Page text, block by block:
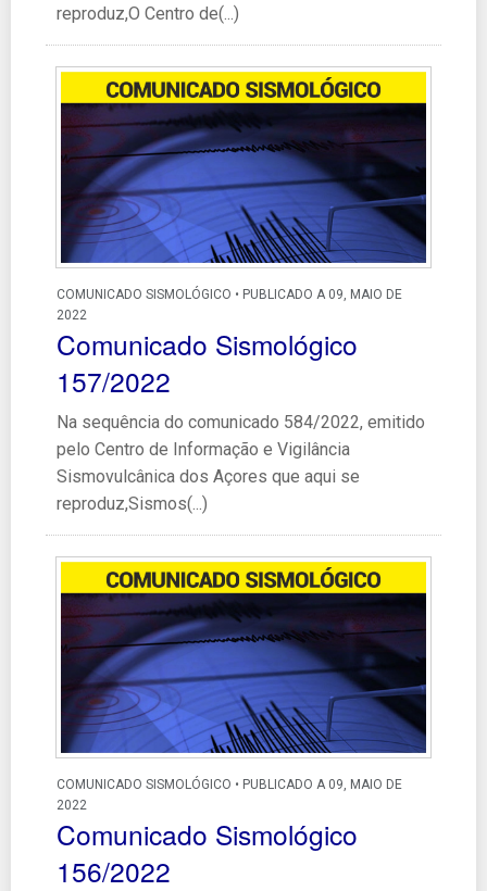
reproduz,O Centro de(...)
COMUNICADO SISMOLÓGICO • PUBLICADO A 09, MAIO DE
2022
Comunicado Sismológico
157/2022
Na sequência do comunicado 584/2022, emitido
pelo Centro de Informação e Vigilância
Sismovulcânica dos Açores que aqui se
reproduz,Sismos(...)
COMUNICADO SISMOLÓGICO • PUBLICADO A 09, MAIO DE
2022
Comunicado Sismológico
156/2022